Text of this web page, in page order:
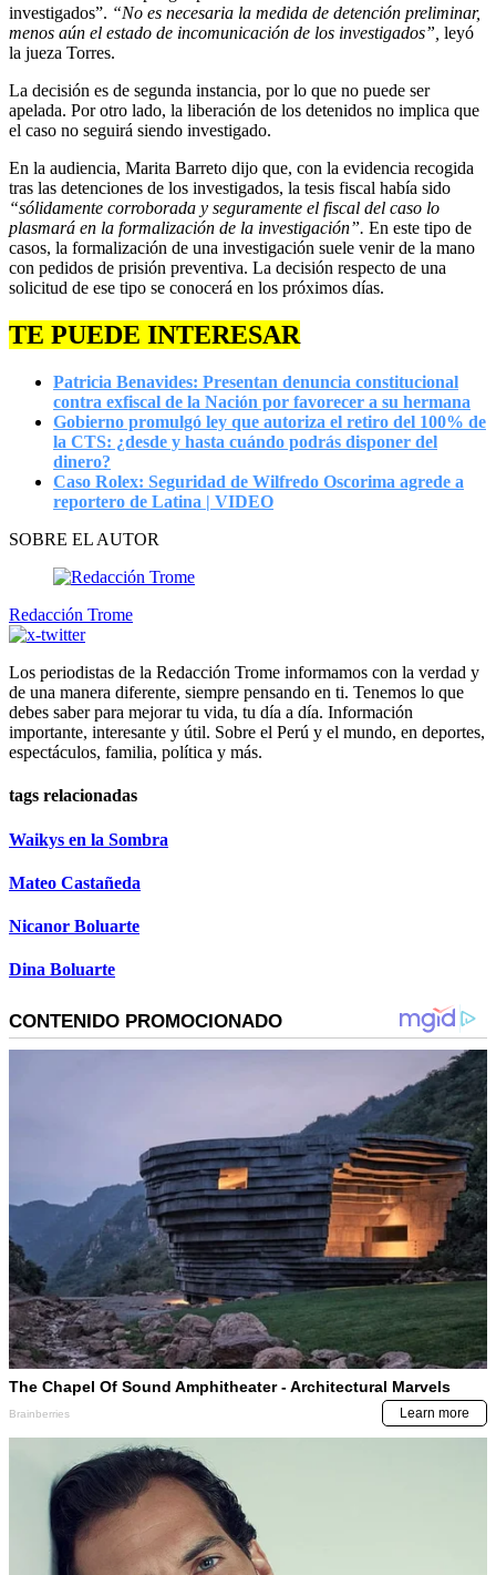
investigados”. “No es necesaria la medida de detención preliminar,
menos aún el estado de incomunicación de los investigados”, leyó
la jueza Torres.
La decisión es de segunda instancia, por lo que no puede ser
apelada. Por otro lado, la liberación de los detenidos no implica que
el caso no seguirá siendo investigado.
En la audiencia, Marita Barreto dijo que, con la evidencia recogida
tras las detenciones de los investigados, la tesis fiscal había sido
“sólidamente corroborada y seguramente el fiscal del caso lo
plasmará en la formalización de la investigación”. En este tipo de
casos, la formalización de una investigación suele venir de la mano
con pedidos de prisión preventiva. La decisión respecto de una
solicitud de ese tipo se conocerá en los próximos días.
TE PUEDE INTERESAR
Patricia Benavides: Presentan denuncia constitucional
contra exfiscal de la Nación por favorecer a su hermana
Gobierno promulgó ley que autoriza el retiro del 100% de
la CTS: ¿desde y hasta cuándo podrás disponer del
dinero?
Caso Rolex: Seguridad de Wilfredo Oscorima agrede a
reportero de Latina | VIDEO
SOBRE EL AUTOR
Redacción Trome
Los periodistas de la Redacción Trome informamos con la verdad y
de una manera diferente, siempre pensando en ti. Tenemos lo que
debes saber para mejorar tu vida, tu día a día. Información
importante, interesante y útil. Sobre el Perú y el mundo, en deportes,
espectáculos, familia, política y más.
tags relacionadas
Waikys en la Sombra
Mateo Castañeda
Nicanor Boluarte
Dina Boluarte